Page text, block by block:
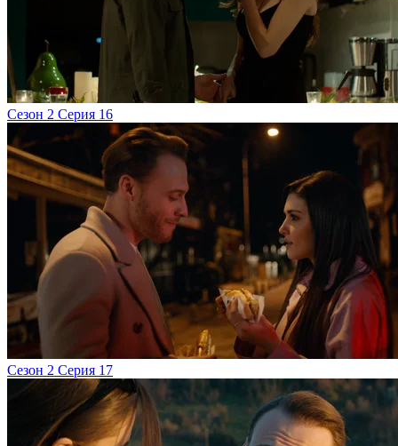
Сезон 2 Серия 16
Сезон 2 Серия 17